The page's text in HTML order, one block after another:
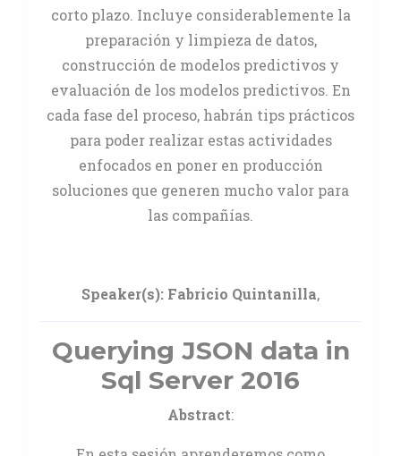
corto plazo. Incluye considerablemente la
preparación y limpieza de datos,
construcción de modelos predictivos y
evaluación de los modelos predictivos. En
cada fase del proceso, habrán tips prácticos
para poder realizar estas actividades
enfocados en poner en producción
soluciones que generen mucho valor para
las compañías.
Speaker(s): Fabricio Quintanilla,
Querying JSON data in
Sql Server 2016
Abstract: